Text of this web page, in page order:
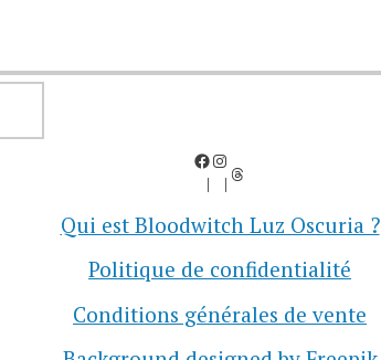
Facebook
Instagram
Threads
Qui est Bloodwitch Luz Oscuria ?
Politique de confidentialité
Conditions générales de vente